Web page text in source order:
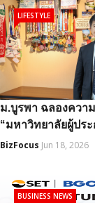
ม.บูรพา ฉลองควา
“มหาวิทยาลัยผู้ปร
BizFocus Jun 18, 2026
LIFESTYLE
BUSINESS NEWS